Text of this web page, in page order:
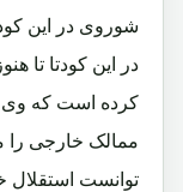
شوروی در این
در این کودتا تا
کرده است که وی
ممالک خارجی را
توانست استقلال